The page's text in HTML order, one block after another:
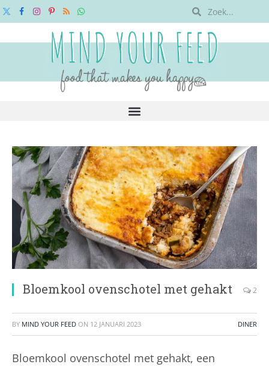
X
FacebookInstagram
Pinterest
RSSWhatsApp
Bloemkool ovenschotel met gehakt 2
BY MIND YOUR FEED ON 12 JANUARI 2023 DINER
Bloemkool ovenschotel met gehakt, een